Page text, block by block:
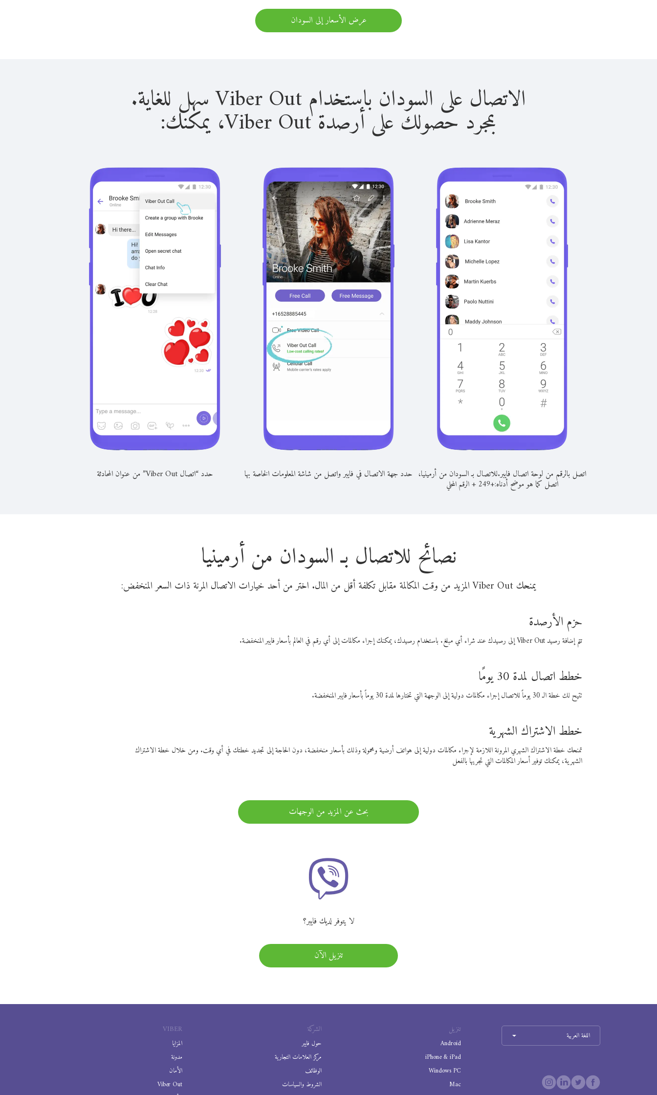
عرض الأسعار إلى السودان
الاتصال على السودان باستخدام Viber Out سهل للغاية.
بمجرد حصولك على أرصدة Viber Out، يمكنك:
اتصل بالرقم من لوحة اتصال فايبر.للاتصال بـ السودان من أرمينيا،
اتصل كما هو موضح أدناه:+
249
+الرقم المحلي
حدد جهة الاتصال في فايبر واتصل من شاشة المعلومات الخاصة بها حدد “اتصال Viber Out” من عنوان المحادثة
نصائح للاتصال بـ السودان من أرمينيا
يمنحك Viber Out المزيد من وقت المكالمة مقابل تكلفة أقل من المال. اختر من أحد خيارات الاتصال المرنة ذات السعر المنخفض:
حزم الأرصدة
تتم إضافة رصيد Viber Out إلى رصيدك عند شراء أي مبلغ. باستخدام رصيدك، يمكنك إجراء مكالمات إلى أي رقم في العالم بأسعار فايبر المنخفضة.
خطط اتصال لمدة 30 يومًا
تتيح لك خطة الـ 30 يوماً للاتصال إجراء مكالمات دولية إلى الوجهة التي تختارها لمدة 30 يوماً بأسعار فايبر المنخفضة.
خطط الاشتراك الشهرية
تمنحك خطة الاشتراك الشهري المرونة اللازمة لإجراء مكالمات دولية إلى هواتف أرضية ومحمولة وذلك بأسعار منخفضة، دون الحاجة إلى تجديد خطتك في أي وقت. ومن خلال خطة الاشتراك
الشهرية، يمكنك توفير أسعار المكالمات التي تجريها بالفعل
بحث عن المزيد من الوجهات
لا يتوفر لديك فايبر؟
تنزيل الآن
VIBER
المزايا
مدونة
الأمان
Viber Out
الشركة
حول فايبر
مركز العلامات التجارية
الوظائف
الشروط والسياسات
تنزيل
Android
iPhone & iPad
Windows PC
Mac
اللغة العربية